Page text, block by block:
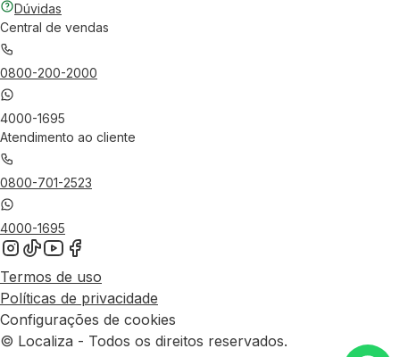
Dúvidas
Central de vendas
0800-200-2000
4000-1695
Atendimento ao cliente
0800-701-2523
4000-1695
Termos de uso
Políticas de privacidade
Configurações de cookies
© Localiza - Todos os direitos reservados.